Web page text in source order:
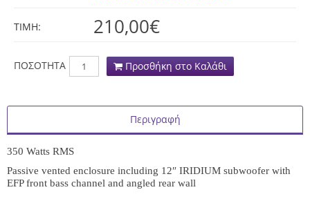
TIMH: 210,00€
ΠΟΣΟΤΗΤΑ Προσθήκη στο Καλάθι
Περιγραφή
350 Watts RMS
Passive vented enclosure including 12″ IRIDIUM subwoofer with
EFP front bass channel and angled rear wall